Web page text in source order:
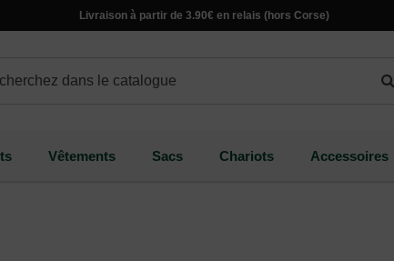
Livraison à partir de 3.90€ en relais (hors Corse)
Vêtements Sacs Chariots Accessoires